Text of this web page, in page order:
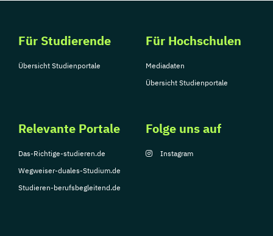
Für Studierende
Übersicht Studienportale
Für Hochschulen
Mediadaten
Übersicht Studienportale
Relevante Portale
Das-Richtige-studieren.de
Wegweiser-duales-Studium.de
Studieren-berufsbegleitend.de
Folge uns auf
Instagram